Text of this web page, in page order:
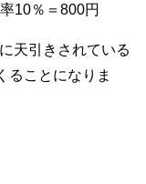
10％＝800円
天引きされている
ることになりま